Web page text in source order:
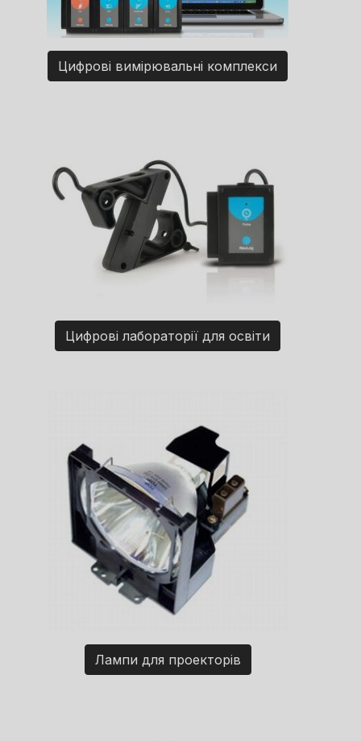
Цифрові вимірювальні комплекси
Цифрові лабораторії для освіти
Лампи для проекторів